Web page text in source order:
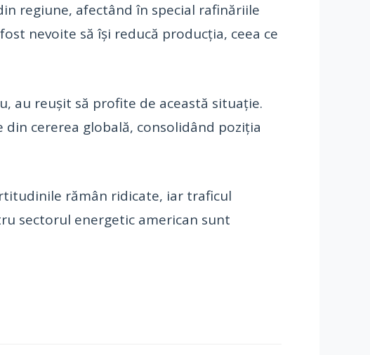
regiune, afectând în special rafinăriile
nevoite să își reducă producția, ceea ce
au reușit să profite de această situație.
cererea globală, consolidând poziția
rămân ridicate, iar traficul
sectorul energetic american sunt